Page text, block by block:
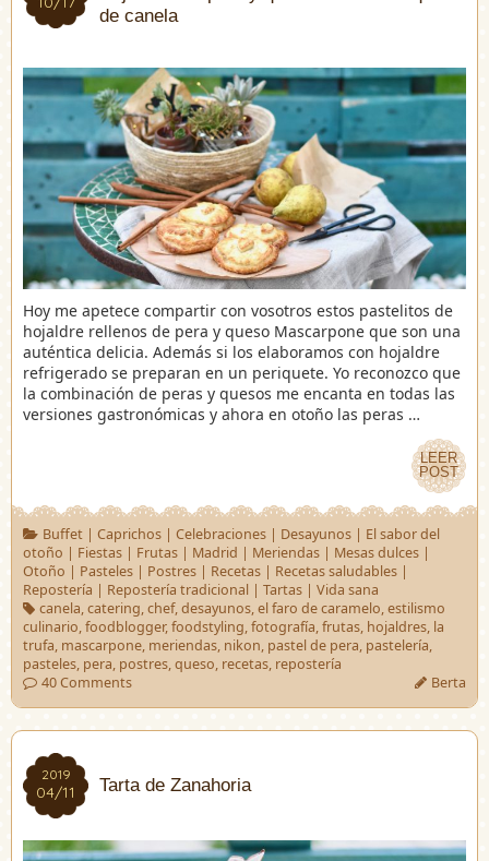
de canela
Hoy me apetece compartir con vosotros estos pastelitos de
hojaldre rellenos de pera y queso Mascarpone que son una
auténtica delicia. Además si los elaboramos con hojaldre
refrigerado se preparan en un periquete. Yo reconozco que
la combinación de peras y quesos me encanta en todas las
versiones gastronómicas y ahora en otoño las peras …
LEER
POST
LEER
POST
Buffet| Caprichos| Celebraciones| Desayunos| El sabor del
otoño | Fiestas | Frutas | Madrid | Meriendas | Mesas dulces |
Otoño | Pasteles | Postres | Recetas | Recetas saludables |
Repostería | Repostería tradicional | Tartas | Vida sana
canela,catering,chef,desayunos,el faro de caramelo,estilismo
culinario,foodblogger,foodstyling,fotografía,frutas, hojaldres, la
trufa, mascarpone, meriendas, nikon, pastel de pera, pastelería,
pasteles, pera, postres,queso, recetas, repostería
40 Comments
Berta
2019
04/11
2019
04/11 Tarta de Zanahoria